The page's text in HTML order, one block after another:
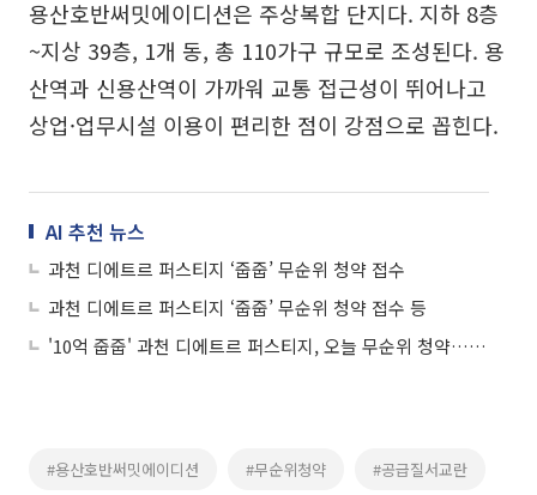
용산호반써밋에이디션은 주상복합 단지다. 지하 8층
~지상 39층, 1개 동, 총 110가구 규모로 조성된다. 용
산역과 신용산역이 가까워 교통 접근성이 뛰어나고
상업·업무시설 이용이 편리한 점이 강점으로 꼽힌다.
AI 추천 뉴스
과천 디에트르 퍼스티지 ‘줍줍’ 무순위 청약 접수
과천 디에트르 퍼스티지 ‘줍줍’ 무순위 청약 접수 등
'10억 줍줍' 과천 디에트르 퍼스티지, 오늘 무순위 청약…자격·조건은?
#용산호반써밋에이디션 #무순위청약 #공급질서교란